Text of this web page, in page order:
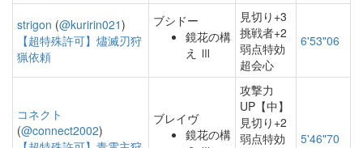
strigon (@kuririn021)
【超特殊許可】燼滅刃狩
猟依頼
ブシドー
鏡花の構
え Ⅲ
見切り+3
挑戦者+2
弱点特効
超会心
6'53"06
コネクト
(@connect2002)
ブレイヴ
鏡花の構
攻撃力
UP【中】
見切り+2
弱点特効
5'46"70